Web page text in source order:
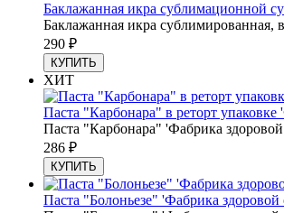
Баклажанная икра сублимационной
Баклажанная икра сублимированная,
290 ₽
КУПИТЬ
ХИТ
Паста "Карбонара" в реторт
Паста "Карбонара" 'Фабрика
286 ₽
КУПИТЬ
Паста "Болоньезе" 'Фабрика здоровой